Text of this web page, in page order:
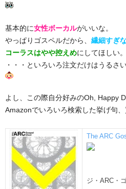
基本的に女性ボーカルがいいな。
やっぱりゴスペルだから、 繊細すぎ
コーラスはやや控えめにしてほしい。
・・・といろいろ注文だけはうるさ
よし、この際自分好みのOh, Happy
Amazonでいろいろ検索した挙げ句、
The ARC
ジ・ARC・